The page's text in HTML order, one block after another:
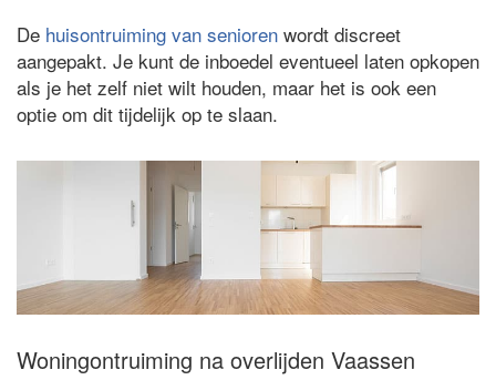
De huisontruiming van senioren wordt discreet
aangepakt. Je kunt de inboedel eventueel laten opkopen
als je het zelf niet wilt houden, maar het is ook een
optie om dit tijdelijk op te slaan.
Woningontruiming na overlijden Vaassen